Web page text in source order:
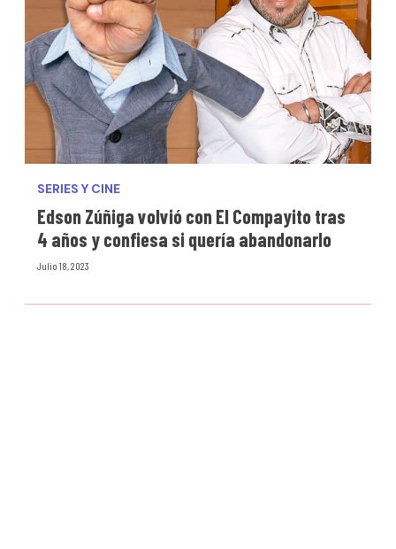
SERIES Y CINE
Edson Zúñiga volvió con El Compayito tras
4 años y confiesa si quería abandonarlo
Julio 18, 2023